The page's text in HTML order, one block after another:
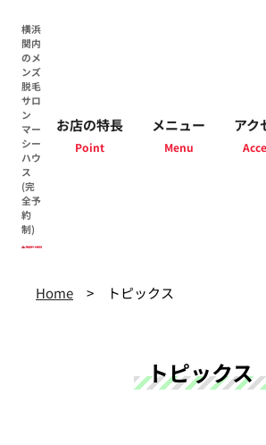
横浜
関内
のメ
ンズ
脱毛
サロ
ン
マー
シー
ハウ
ス
(完
全予
約
制)
お店の特長 メニュー アク
Home トピックス
トピックス